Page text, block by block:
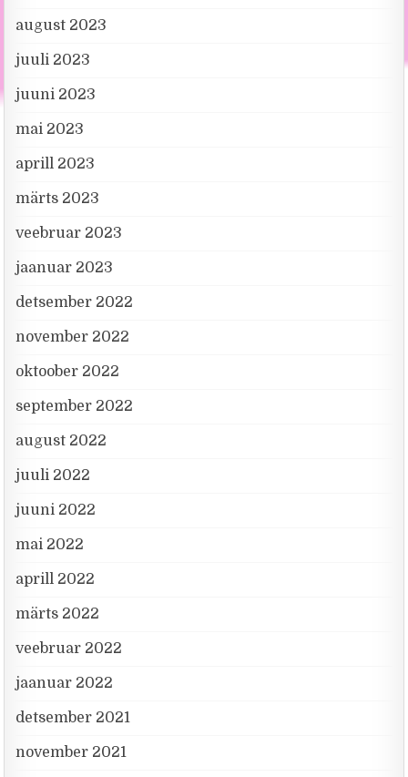
august 2023
juuli 2023
juuni 2023
mai 2023
aprill 2023
märts 2023
veebruar 2023
jaanuar 2023
detsember 2022
november 2022
oktoober 2022
september 2022
august 2022
juuli 2022
juuni 2022
mai 2022
aprill 2022
märts 2022
veebruar 2022
jaanuar 2022
detsember 2021
november 2021